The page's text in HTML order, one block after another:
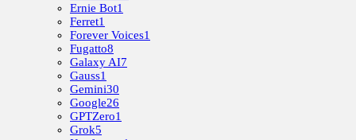
Ernie Bot1
Ferret1
Forever Voices1
Fugatto8
Galaxy AI7
Gauss1
Gemini30
Google26
GPTZero1
Grok5